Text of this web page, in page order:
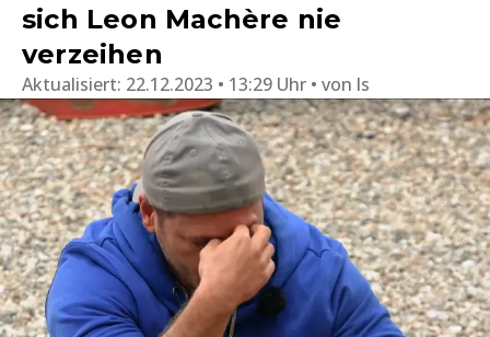
sich Leon Machère nie
verzeihen
Aktualisiert: 22.12.2023 • 13:29 Uhr von ls